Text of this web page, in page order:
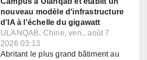
nouveau modèle d'infrastructure
d'IA à l'échelle du gigawatt
ULANQAB, Chine, ven., août 7
2026 03:13
Abritant le plus grand bâtiment au